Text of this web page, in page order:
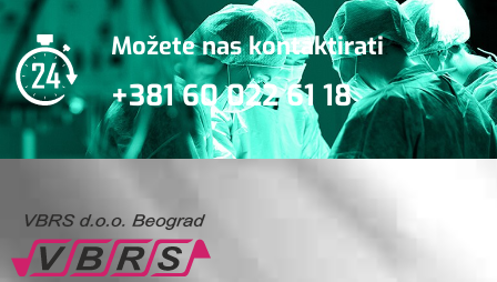
Možete nas kontaktirati
+381 60 022 61 18